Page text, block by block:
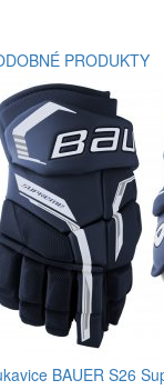
PRODUKTY
BAUER S26